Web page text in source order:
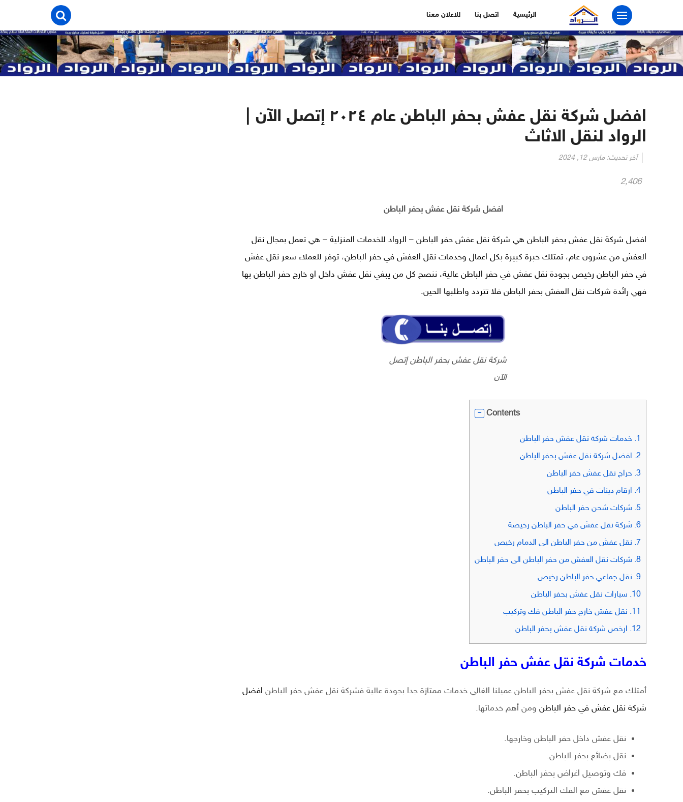
الرئيسية اتصل بنا للاعلان معنا
افضل شركة نقل عفش بحفر الباطن عام ٢٠٢٤ إتصل الآن |
الرواد لنقل الاثاث
آخر تحديث: مارس 12, 2024
2٬406
افضل شركة نقل عفش بحفر الباطن
افضل شركة نقل عفش بحفر الباطن هي شركة نقل عفش حفر الباطن – الرواد للخدمات المنزلية – هي تعمل بمجال نقل
العفش من عشرون عام، تمتلك خبرة كبيرة بكل اعمال وخدمات نقل العفش في حفر الباطن، توفر للعملاء سعر نقل عفش
في حفر الباطن رخيص بجودة نقل عفش في حفر الباطن عالية، ننصح كل من يبغي نقل عفش داخل او خارج حفر الباطن بها
فهي رائدة شركات نقل العفش بحفر الباطن فلا تتردد واطلبها الحين.
شركة نقل عفش بحفر الباطن إتصل
الآن
Contents
1. خدمات شركة نقل عفش حفر الباطن
2. افضل شركة نقل عفش بحفر الباطن
3. حراج نقل عفش حفر الباطن
4. ارقام دينات في حفر الباطن
5. شركات شحن حفر الباطن
6. شركة نقل عفش في حفر الباطن رخيصة
7. نقل عفش من حفر الباطن الى الدمام رخيص
8. شركات نقل العفش من حفر الباطن الى حفر الباطن
9. نقل جماعي حفر الباطن رخيص
10. سيارات نقل عفش بحفر الباطن
11. نقل عفش خارج حفر الباطن فك وتركيب
12. ارخص شركة نقل عفش بحفر الباطن
خدمات شركة نقل عفش حفر الباطن
أمتلك مع شركة نقل عفش بحفر الباطن عميلنا الغالي خدمات ممتازة جدا بجودة عالية فشركة نقل عفش حفر الباطن افضل
شركة نقل عفش في حفر الباطن ومن أهم خدماتها.
نقل عفش داخل حفر الباطن وخارجها.
نقل بضائع بحفر الباطن.
فك وتوصيل اغراض بحفر الباطن.
نقل عفش مع الفك التركيب بحفر الباطن.